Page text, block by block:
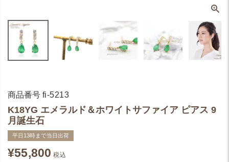
商品番号 fi-5213
K18YG エメラルド＆ホワイトサファイア ピアス 9
月誕生石
平日13時まで当日出荷
¥55,800 税込